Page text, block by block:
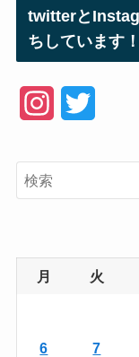
twitterと
ちしています！
e
月 火
6 7